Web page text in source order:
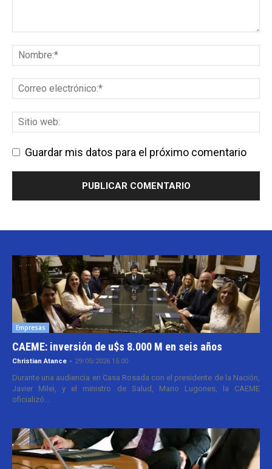
Guardar mis datos para el próximo comentario
Empresas
CAEME: inversión de u$s 8.000 M en seis años
Christian Atance - 29/05/2026 15:00
Durante una audiencia en Casa Rosada con el presidente de la Nación,
Javier Milei, y el ministro de Salud, Mario Lugones, la CAEME
oficializó...